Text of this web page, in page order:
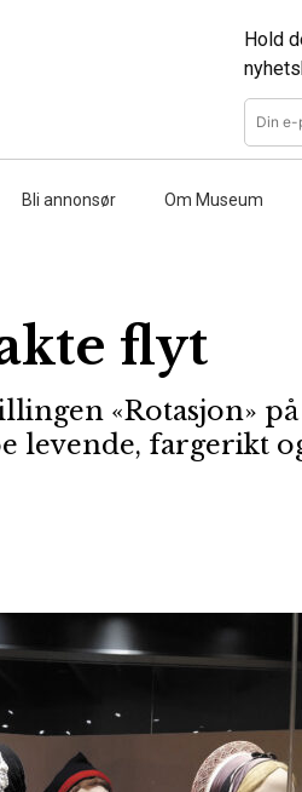
Hold
Bli annonsør Om Museum
flyt
«Rotasjon» på
levende, fargerikt